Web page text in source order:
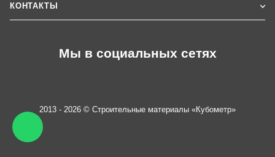
КОНТАКТЫ
Мы в социальных сетях
2013 - 2026 © Строительные материалы «Кубометр»